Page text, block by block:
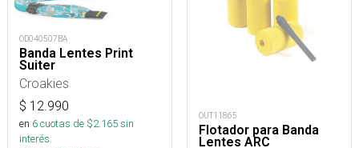
OD040507BA
Banda Lentes Print
Suiter
Croakies
$ 12.990
en 6cuotas de $2.165sin
interés
OUT11865
Flotador para Banda
Lentes ARC